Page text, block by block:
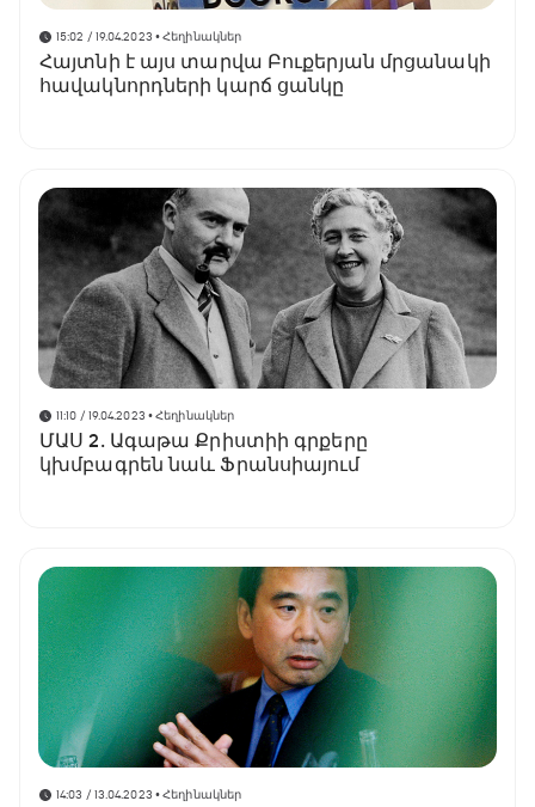
15:02 / 19.04.2023 • Հեղինակներ
Հայտնի է այս տարվա Բուքերյան մրցանակի
հավակնորդների կարճ ցանկը
11:10 / 19.04.2023 • Հեղինակներ
ՄԱՍ 2․ Ագաթա Քրիստիի գրքերը
կխմբագրեն նաև Ֆրանսիայում
14:03 / 13.04.2023 • Հեղինակներ